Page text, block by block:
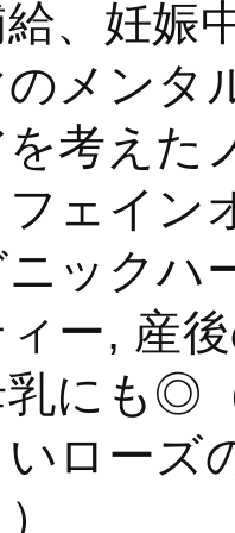
i
o
n
、妊娠
メンタ
考えた
ェイン
ックハ
ー, 産
乳にも◎
ローズ